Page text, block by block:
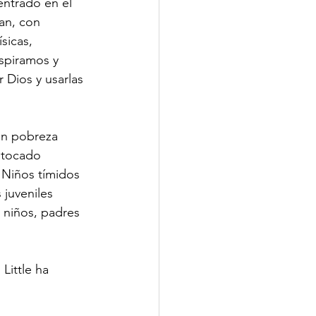
con
y
y usarlas
pobreza
tímidos
padres
ha